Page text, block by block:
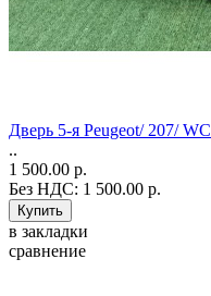
Дверь 5-я Peugeot/ 207/
..
1 500.00 р.
Без НДС: 1 500.00 р.
в закладки
сравнение